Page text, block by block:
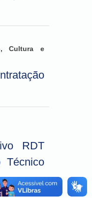
Cultura e
RDT
Técnico